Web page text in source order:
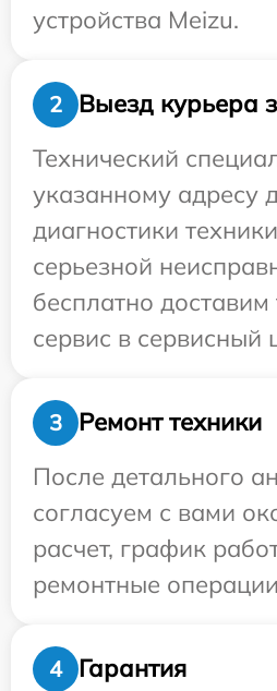
устройства Meizu.
2
Выезд курьера
Технический
указанному адресу
диагностики
серьезной
бесплатно доставим
сервис в сервисный
3
Ремонт техники
После детального
согласуем с вами
расчет, график
ремонтные
4 Гарантия